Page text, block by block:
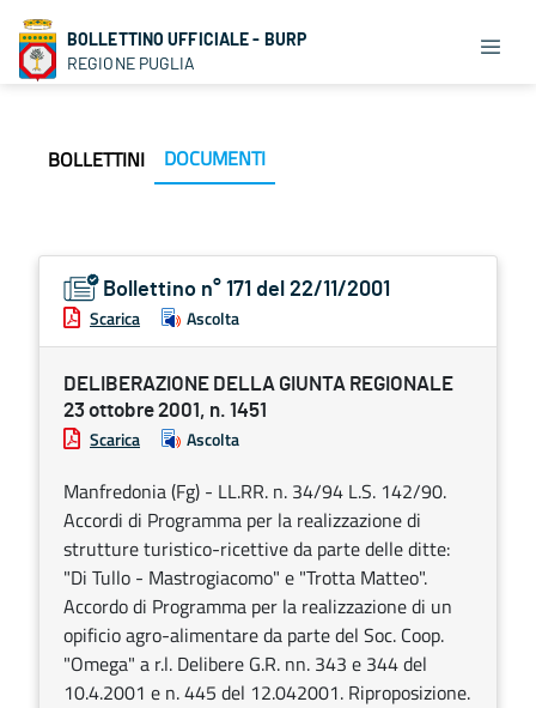
BOLLETTINO UFFICIALE - BURP
REGIONE PUGLIA
BOLLETTINI DOCUMENTI
Bollettino n° 171 del 22/11/2001
Scarica Ascolta
DELIBERAZIONE DELLA GIUNTA REGIONALE
23 ottobre 2001, n. 1451
Scarica Ascolta
Manfredonia (Fg) - LL.RR. n. 34/94 L.S. 142/90.
Accordi di Programma per la realizzazione di
strutture turistico-ricettive da parte delle ditte:
"Di Tullo - Mastrogiacomo" e "Trotta Matteo".
Accordo di Programma per la realizzazione di un
opificio agro-alimentare da parte del Soc. Coop.
"Omega" a r.l. Delibere G.R. nn. 343 e 344 del
10.4.2001 e n. 445 del 12.042001. Riproposizione.